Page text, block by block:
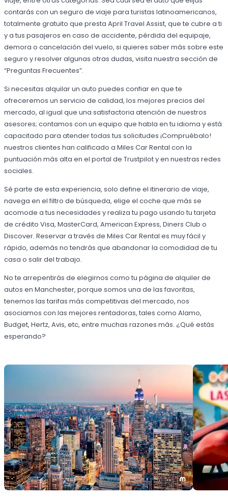
contarás con un seguro de viaje para turistas latinoamericanos,
totalmente gratuito que presta April Travel Assist, que te cubre a ti
y a tus pasajeros en caso de accidente, pérdida del equipaje,
demora o cancelación del vuelo, si quieres saber más sobre este
seguro y resolver algunas otras dudas, visita nuestra sección de
“Preguntas Frecuentes”.
Si necesitas alquilar un auto puedes confiar en que te
ofreceremos un servicio de calidad, los mejores precios del
mercado, al igual que una satisfactoria atención de nuestros
asesores; contamos con un equipo que habla en tu idioma y está
capacitado para atender todas tus solicitudes ¡Compruébalo!
nuestros clientes han calificado a Miles Car Rental con la
puntuación más alta en el portal de Trustpilot y en nuestras redes
sociales.
Sé parte de esta experiencia, solo define el itinerario de viaje,
navega en el filtro de búsqueda, elige el coche que más se
acomode a tus necesidades y realiza tu pago usando tu tarjeta
de crédito Visa, MasterCard, American Express, Diners Club o
Discover. Reservar a través de Miles Car Rental es muy fácil y
rápido, además no tendrás que abandonar la comodidad de tu
casa o salir del trabajo.
No te arrepentirás de elegirnos como tu página de alquiler de
autos en Manchester, porque somos una de las favoritas,
tenemos las tarifas más competitivas del mercado, nos
asociamos con las mejores rentadoras, tales como Alamo,
Budget, Hertz, Avis, etc, entre muchas razones más. ¿Qué estás
esperando?